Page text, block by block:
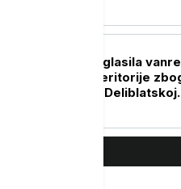
Opština Kovin proglasila
situaciju na delu teritorije
izbijanja požara u Deliblatskoj